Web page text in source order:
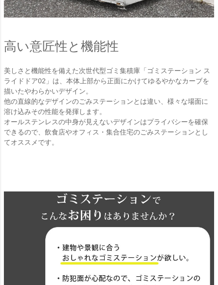
高い意匠性と機能性
美しさと機能性を備えた次世代型ゴミ集積庫「ゴミステーション ス
ライドドア02」は、本体上部から正面にかけてゆるやかなカーブを
描いたやわらかいデザイン。
他の直線的なデザインのごみステーションとは違い、様々な場面に
溶け込みその性能を発揮します。
オールステンレスの中身が見えないデザインはプライバシーを確保
できるので、飲食店やオフィス・集合住宅のごみステーションとし
てオススメです。